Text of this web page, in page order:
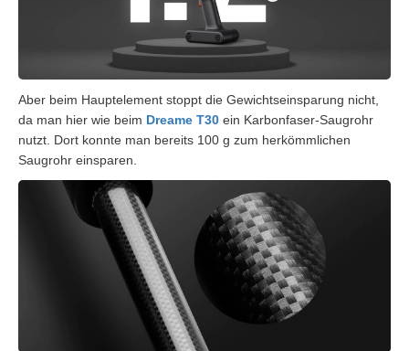
Aber beim Hauptelement stoppt die Gewichtseinsparung nicht,
da man hier wie beim Dreame T30 ein Karbonfaser-Saugrohr
nutzt. Dort konnte man bereits 100 g zum herkömmlichen
Saugrohr einsparen.